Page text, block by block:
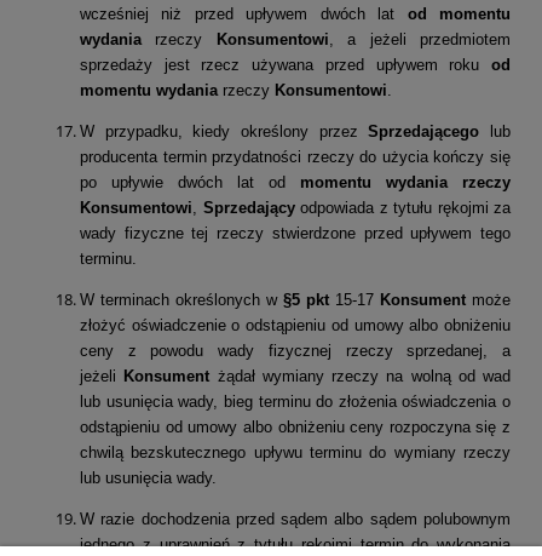
wcześniej niż przed upływem dwóch lat od momentu
wydaniarzeczy Konsumentowi, a jeżeli przedmiotem
sprzedaży jest rzecz używana przed upływem roku od
momentu wydaniarzeczy Konsumentowi.
W przypadku, kiedy określony przezSprzedającego lub
producenta termin przydatności rzeczy do użycia kończy się
po upływie dwóch lat od momentu wydania rzeczy
Konsumentowi, Sprzedającyodpowiada z tytułu rękojmi za
wady fizyczne tej rzeczy stwierdzone przed upływem tego
terminu.
W terminach określonych w §5 pkt 15-17 Konsument może
złożyć oświadczenie o odstąpieniu od umowy albo obniżeniu
ceny z powodu wady fizycznej rzeczy sprzedanej, a
jeżeli Konsument żądał wymiany rzeczy na wolną od wad
lub usunięcia wady, bieg terminu do złożenia oświadczenia o
odstąpieniu od umowy albo obniżeniu ceny rozpoczyna się z
chwilą bezskutecznego upływu terminu do wymiany rzeczy
lub usunięcia wady.
W razie dochodzenia przed sądem albo sądem polubownym
jednego z uprawnień z tytułu rękojmi termin do wykonania